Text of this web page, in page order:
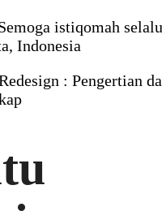
istiqomah
Indonesia
: Pengertian